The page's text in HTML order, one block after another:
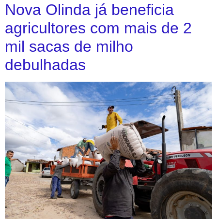
Nova Olinda já beneficia
agricultores com mais de 2
mil sacas de milho
debulhadas